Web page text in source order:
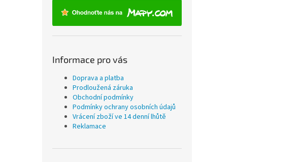
Informace pro vás
Doprava a platba
Prodloužená záruka
Obchodní podmínky
Podmínky ochrany osobních údajů
Vrácení zboží ve 14 denní lhůtě
Reklamace